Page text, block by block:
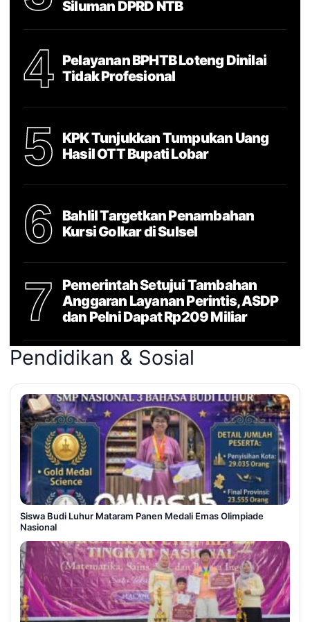
Siluman DPRD NTB
4
Pelayanan BPHTB Loteng Dinilai
Tidak Profesional
5
KPK Tunjukkan Tumpukan Uang
Hasil OTT Bupati Lobar
6
Bahlil Targetkan Penambahan
Kursi Golkar di Sulsel
7
Pemerintah Setujui Tambahan
Anggaran Layanan Perintis, ASDP
dan Pelni Dapat Rp209 Miliar
Pendidikan & Sosial
Siswa Budi Luhur Mataram Panen Medali Emas Olimpiade
Nasional